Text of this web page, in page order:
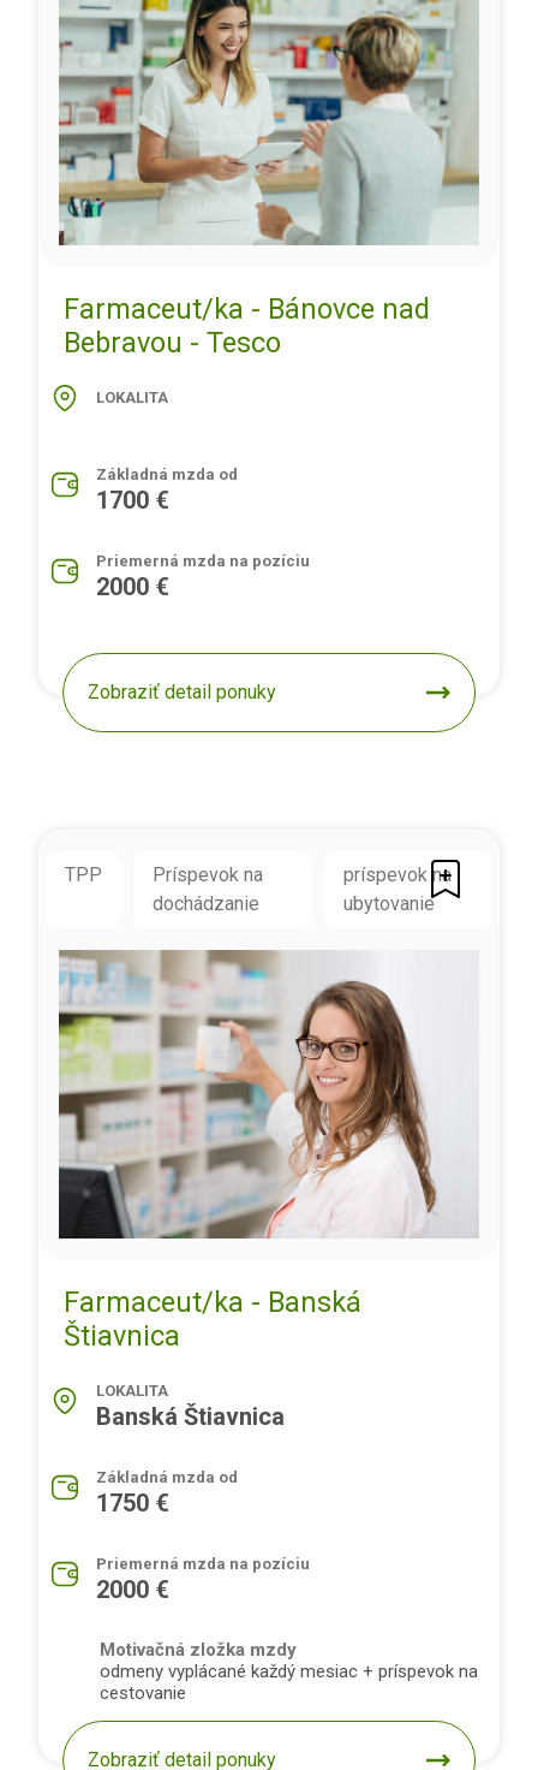
Farmaceut/ka - Bánovce nad
Bebravou - Tesco
LOKALITA
Základná mzda od
1700 €
Priemerná mzda na pozíciu
2000 €
Zobraziť detail ponuky
TPP
Príspevok na
dochádzanie
príspevok na
ubytovanie
Farmaceut/ka - Banská
Štiavnica
LOKALITA
Banská Štiavnica
Základná mzda od
1750 €
Priemerná mzda na pozíciu
2000 €
Motivačná zložka mzdy
odmeny vyplácané každý mesiac + príspevok na
cestovanie
Zobraziť detail ponuky